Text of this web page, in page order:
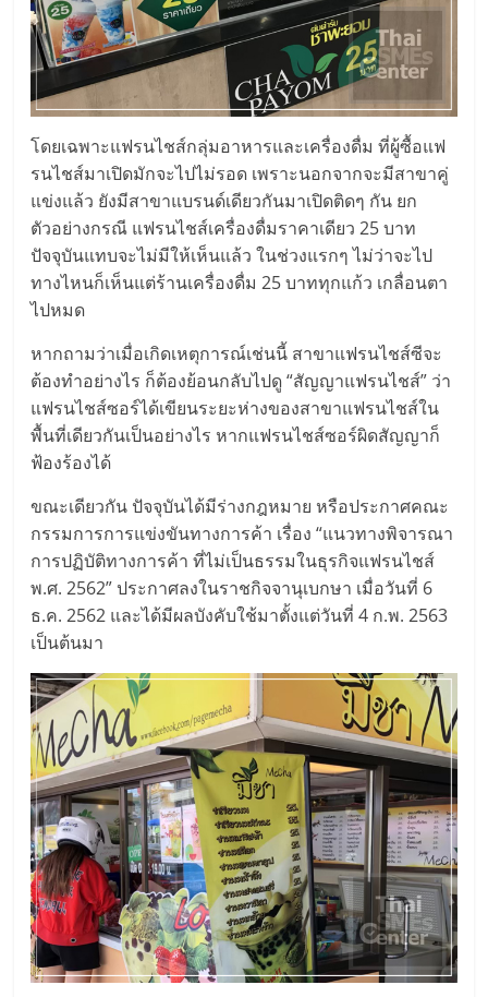
บริการ
พัฒนา
ระบบ
แฟ
รน
ไชส์"
"ศูนย์
รวม
ข้อมูล
SME
แห่ง
ประเทศไทย,
ThaiSMEsCenter,
รวม
ธุรกิจ
มอี
ไทย,
SMEs,
แฟ
รน
ไชส์,
ปรึกษา
แฟ
โดยเฉพาะแฟรนไชส์กลุ่มอาหารและเครื่องดื่ม ที่ผู้ซื้อแฟ
รนไชส์มาเปิดมักจะไปไม่รอด เพราะนอกจากจะมีสาขาคู่
แข่งแล้ว ยังมีสาขาแบรนด์เดียวกันมาเปิดติดๆ กัน ยก
ตัวอย่างกรณี แฟรนไชส์เครื่องดื่มราคาเดียว 25 บาท
ปัจจุบันแทบจะไม่มีให้เห็นแล้ว ในช่วงแรกๆ ไม่ว่าจะไป
ทางไหนก็เห็นแต่ร้านเครื่องดื่ม 25 บาททุกแก้ว เกลื่อนตา
ไปหมด
หากถามว่าเมื่อเกิดเหตุการณ์เช่นนี้ สาขาแฟรนไชส์ซีจะ
ต้องทำอย่างไร ก็ต้องย้อนกลับไปดู “สัญญาแฟรนไชส์” ว่า
แฟรนไชส์ซอร์ได้เขียนระยะห่างของสาขาแฟรนไชส์ใน
พื้นที่เดียวกันเป็นอย่างไร หากแฟรนไชส์ซอร์ผิดสัญญาก็
ฟ้องร้องได้
ขณะเดียวกัน ปัจจุบันได้มีร่างกฎหมาย หรือประกาศคณะ
กรรมการการแข่งขันทางการค้า เรื่อง “แนวทางพิจารณา
การปฏิบัติทางการค้า ที่ไม่เป็นธรรมในธุรกิจแฟรนไชส์
พ.ศ. 2562” ประกาศลงในราชกิจจานุเบกษา เมื่อวันที่ 6
ธ.ค. 2562 และได้มีผลบังคับใช้มาตั้งแต่วันที่ 4 ก.พ. 2563
เป็นต้นมา